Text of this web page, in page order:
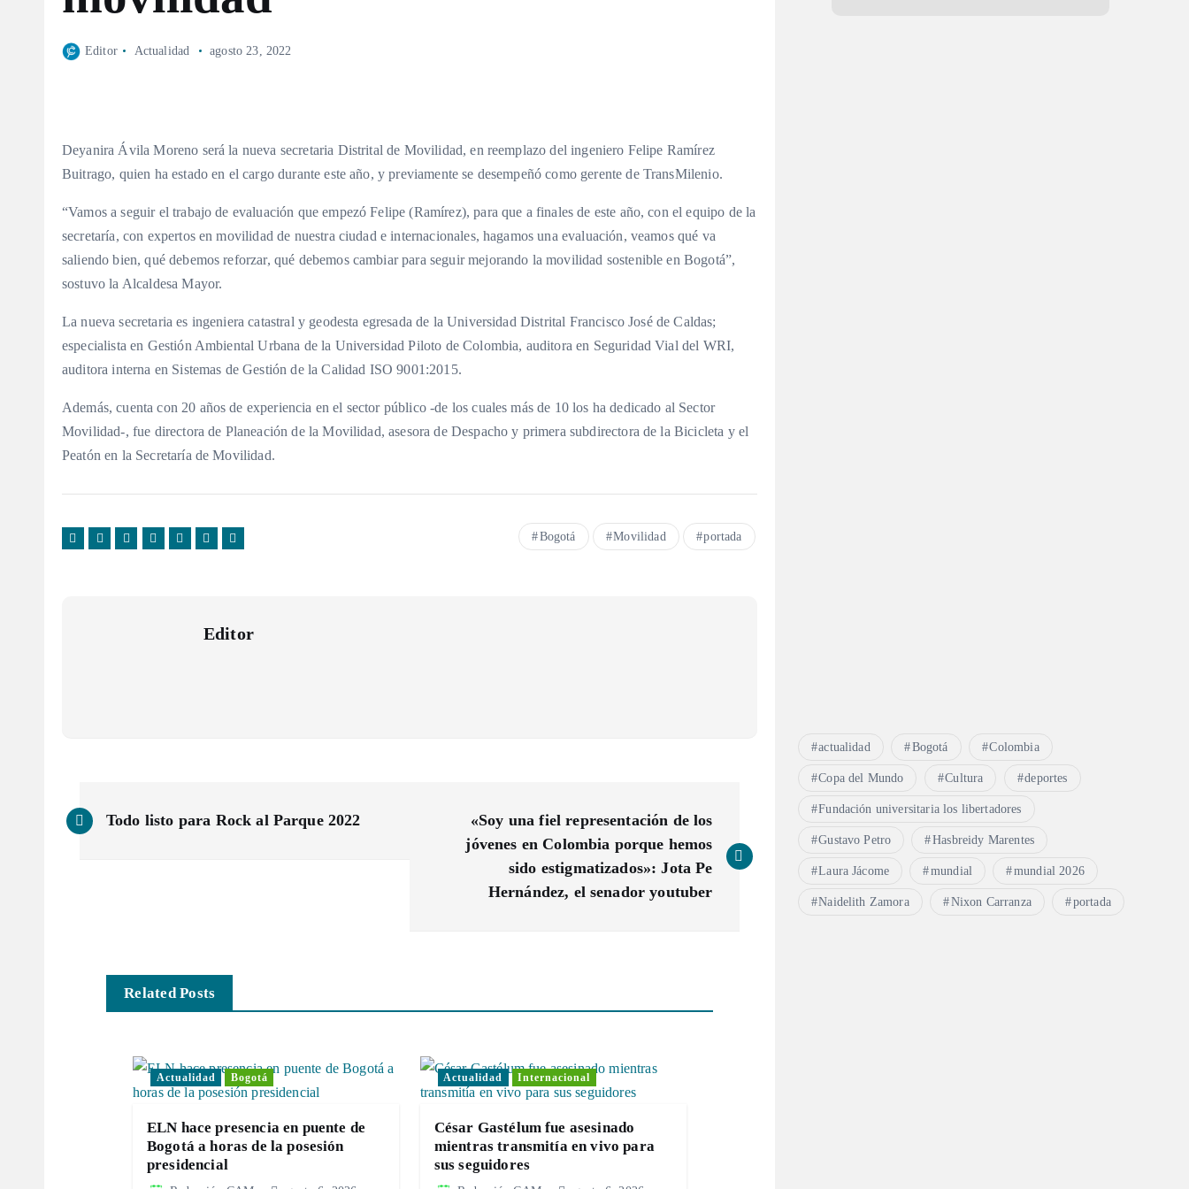
Editor Actualidad agosto 23, 2022
Deyanira Ávila Moreno será la nueva secretaria Distrital de Movilidad, en reemplazo del ingeniero Felipe Ramírez
Buitrago, quien ha estado en el cargo durante este año, y previamente se desempeñó como gerente de TransMilenio.
“Vamos a seguir el trabajo de evaluación que empezó Felipe (Ramírez), para que a finales de este año, con el equipo de la
secretaría, con expertos en movilidad de nuestra ciudad e internacionales, hagamos una evaluación, veamos qué va
saliendo bien, qué debemos reforzar, qué debemos cambiar para seguir mejorando la movilidad sostenible en Bogotá”,
sostuvo la Alcaldesa Mayor.
La nueva secretaria es ingeniera catastral y geodesta egresada de la Universidad Distrital Francisco José de Caldas;
especialista en Gestión Ambiental Urbana de la Universidad Piloto de Colombia, auditora en Seguridad Vial del WRI,
auditora interna en Sistemas de Gestión de la Calidad ISO 9001:2015.
Además, cuenta con 20 años de experiencia en el sector público -de los cuales más de 10 los ha dedicado al Sector
Movilidad-, fue directora de Planeación de la Movilidad, asesora de Despacho y primera subdirectora de la Bicicleta y el
Peatón en la Secretaría de Movilidad.
Bogotá Movilidad portada
Editor
N
Todo listo para Rock al Parque 2022
«Soy una fiel representación de los
jóvenes en Colombia porque hemos
sido estigmatizados»: Jota Pe
Hernández, el senador youtuber
Related Posts
Actualidad Bogotá
ELN hace presencia en puente de
Bogotá a horas de la posesión
presidencial
Actualidad Internacional
César Gastélum fue asesinado
mientras transmitía en vivo para
sus seguidores
actualidad Bogotá Colombia
Copa del Mundo Cultura deportes
Fundación universitaria los libertadores
Gustavo Petro Hasbreidy Marentes
Laura Jácome mundial mundial 2026
Naidelith Zamora Nixon Carranza portada